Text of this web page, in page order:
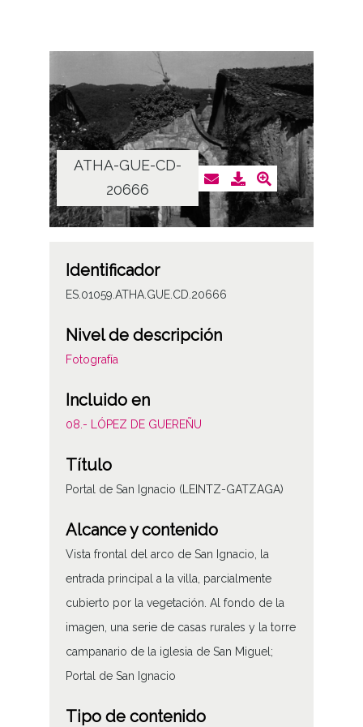
ATHA-GUE-CD-
20666
Identificador
ES.01059.ATHA.GUE.CD.20666
Nivel de descripción
Fotografía
Incluido en
08.- LÓPEZ DE GUEREÑU
Título
Portal de San Ignacio (LEINTZ-GATZAGA)
Alcance y contenido
Vista frontal del arco de San Ignacio, la
entrada principal a la villa, parcialmente
cubierto por la vegetación. Al fondo de la
imagen, una serie de casas rurales y la torre
campanario de la iglesia de San Miguel;
Portal de San Ignacio
Tipo de contenido